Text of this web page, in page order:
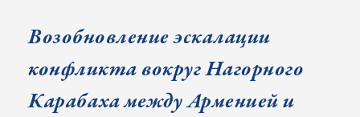
Возобновление эскалации
конфликта вокруг Нагорного
Карабаха между Арменией и